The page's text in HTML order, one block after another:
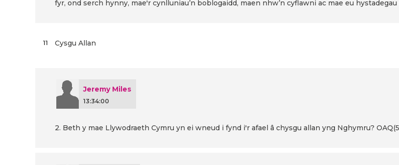
fyr, ond serch hynny, mae'r cynlluniau’n boblogaidd, maen nhw’n cyflawni ac mae eu
Cysgu Allan
11
Jeremy Miles
13:34:00
2. Beth y mae Llywodraeth Cymru yn ei wneud i fynd i'r afael â chysgu allan yng Nghymru?